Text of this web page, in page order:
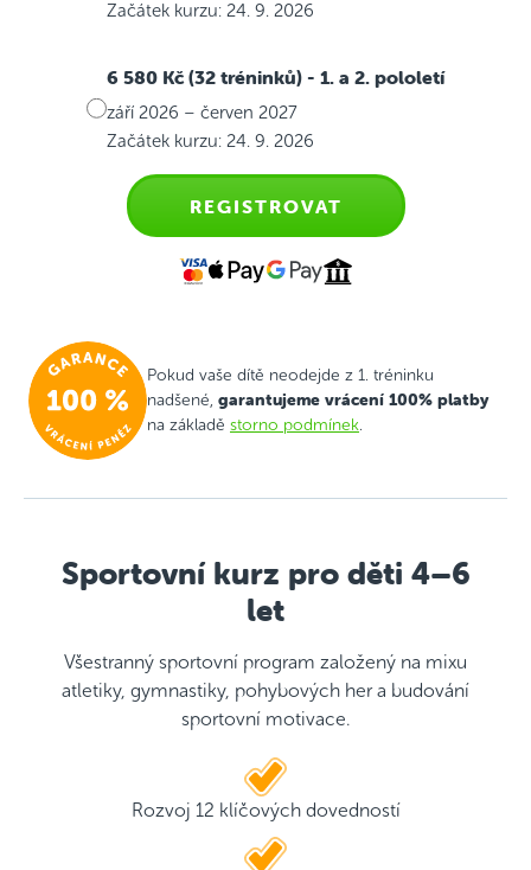
Začátek kurzu: 24. 9. 2026
6 580 Kč (32 tréninků) - 1. a 2. pololetí
září 2026 – červen 2027
Začátek kurzu: 24. 9. 2026
REGISTROVAT
Pokud vaše dítě neodejde z 1. tréninku
nadšené, garantujeme vrácení 100% platby
na základě storno podmínek.
Sportovní kurz pro děti 4–6
let
Všestranný sportovní program založený na mixu
atletiky, gymnastiky, pohybových her a budování
sportovní motivace.
Rozvoj 12 klíčových dovedností